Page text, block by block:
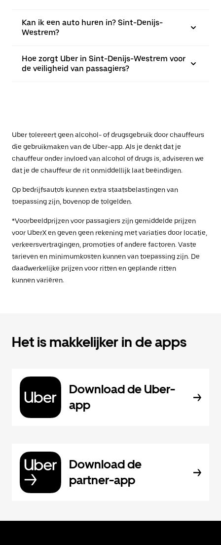
Kan ik een auto huren in? Sint-Denijs-
Westrem?
Hoe zorgt Uber in Sint-Denijs-Westrem voor
de veiligheid van passagiers?
Uber tolereert geen alcohol- of drugsgebruik door chauffeurs
die gebruikmaken van de Uber-app. Als je denkt dat je
chauffeur onder invloed van alcohol of drugs is, adviseren we
dat je de chauffeur de rit onmiddellijk laat beëindigen.
Op bedrijfsauto's kunnen extra staatsbelastingen van
toepassing zijn, bovenop de tolgelden.
*Voorbeeldprijzen voor passagiers zijn gemiddelde prijzen
voor UberX en geven geen rekening met variaties door locatie,
verkeersvertragingen, promoties of andere factoren. Vaste
tarieven en minimumkosten kunnen van toepassing zijn. De
daadwerkelijke prijzen voor ritten en geplande ritten
kunnen variëren.
Het is makkelijker in de apps
Download de Uber-
app
Download de
partner-app